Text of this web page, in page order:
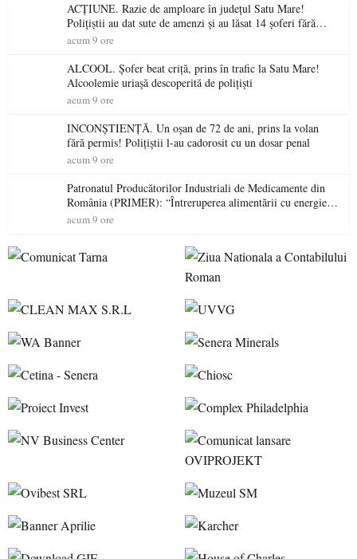
ACȚIUNE. Razie de amploare în județul Satu Mare!
Polițiștii au dat sute de amenzi și au lăsat 14 șoferi fără
permis într-o singură zi
acum 9 ore
ALCOOL. Șofer beat criță, prins în trafic la Satu Mare!
Alcoolemie uriașă descoperită de polițiști
acum 9 ore
INCONȘTIENȚĂ. Un oșan de 72 de ani, prins la volan
fără permis! Polițiștii l-au cadorosit cu un dosar penal
acum 9 ore
Patronatul Producătorilor Industriali de Medicamente din
România (PRIMER): “Întreruperea alimentării cu energie
electrică a fabricilor de medicamente va pune în pericol
acum 9 ore